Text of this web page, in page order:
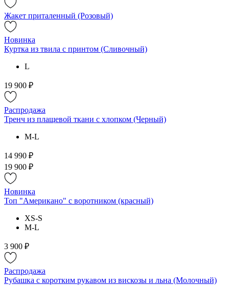
Жакет приталенный (Розовый)
Новинка
Куртка из твила с принтом (Сливочный)
L
19 900 ₽
Распродажа
Тренч из плащевой ткани с хлопком (Черный)
M-L
14 990 ₽
19 900 ₽
Новинка
Топ "Американо" с воротником (красный)
XS-S
M-L
3 900 ₽
Распродажа
Рубашка с коротким рукавом из вискозы и льна (Молочный)